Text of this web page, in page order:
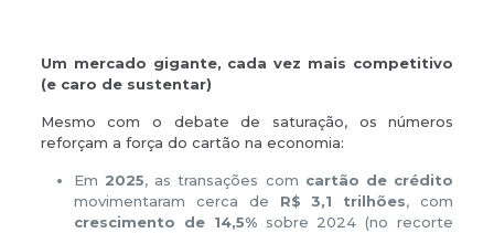
Um mercado gigante, cada vez mais competitivo
(e caro de sustentar)
Mesmo com o debate de saturação, os números
reforçam a força do cartão na economia:
Em 2025, as transações com cartão de crédito
movimentaram cerca de R$ 3,1 trilhões, com
crescimento de 14,5%sobre 2024 (no recorte